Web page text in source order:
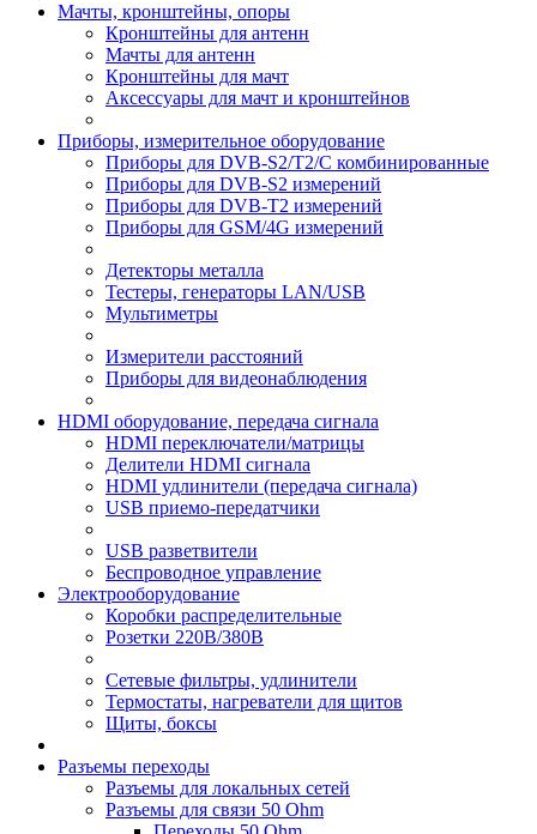
Мачты, кронштейны, опоры
Кронштейны для антенн
Мачты для антенн
Кронштейны для мачт
Аксессуары для мачт и кронштейнов
Приборы, измерительное оборудование
Приборы для DVB-S2/T2/C комбинированные
Приборы для DVB-S2 измерений
Приборы для DVB-T2 измерений
Приборы для GSM/4G измерений
Детекторы металла
Тестеры, генераторы LAN/USB
Мультиметры
Измерители расстояний
Приборы для видеонаблюдения
HDMI оборудование, передача сигнала
HDMI переключатели/матрицы
Делители HDMI сигнала
HDMI удлинители (передача сигнала)
USB приемо-передатчики
USB разветвители
Беспроводное управление
Электрооборудование
Коробки распределительные
Розетки 220В/380В
Сетевые фильтры, удлинители
Термостаты, нагреватели для щитов
Щиты, боксы
Разъемы переходы
Разъемы для локальных сетей
Разъемы для связи 50 Ohm